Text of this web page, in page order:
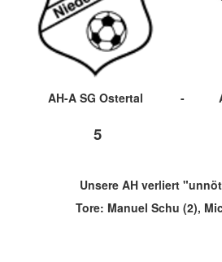
AH-A SG Ostertal -
5
Unsere AH verliert
Tore: Manuel Schu (2),